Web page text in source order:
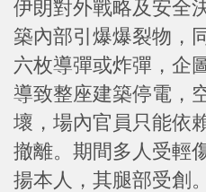
伊朗對外戰略及安全
築內部引爆爆裂物，
六枚導彈或炸彈，企
導致整座建築停電，
壞，場內官員只能依
撤離。期間多人受輕
揚本人，其腿部受創。